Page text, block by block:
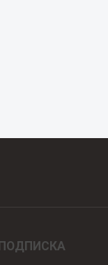
ПОДПИСКА